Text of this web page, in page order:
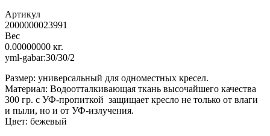
Артикул
2000000023991
Вес
0.00000000 кг.
yml-gabar:30/30/2
Размер: универсальный для одноместных кресел.
Материал: Водоотталкивающая ткань высочайшего качества
300 гр. с УФ-пропиткой защищает кресло не только от влаги
и пыли, но и от УФ-излучения.
Цвет: бежевый